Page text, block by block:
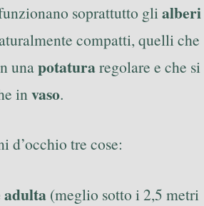
soprattutto glialberi
compatti, quelli che
unapotaturaregolare e che si
invaso.
d’occhio tre cose:
adulta (meglio sotto i 2,5 metri